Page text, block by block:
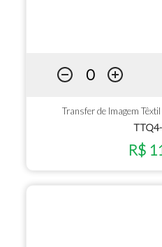
Transfer de Imagem
R$